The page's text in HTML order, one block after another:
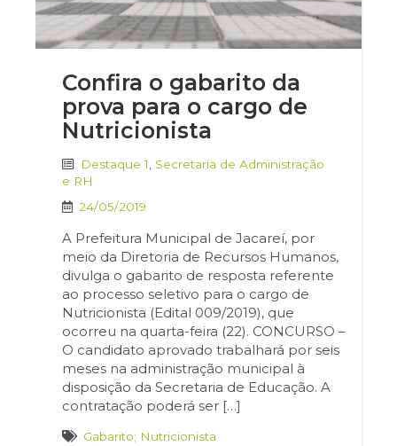
Confira o gabarito da
prova para o cargo de
Nutricionista
Destaque 1
Secretaria de Administração
e RH
24/05/2019
A Prefeitura Municipal de Jacareí, por
meio da Diretoria de Recursos Humanos,
divulga o gabarito de resposta referente
ao processo seletivo para o cargo de
Nutricionista (Edital 009/2019), que
ocorreu na quarta-feira (22). CONCURSO –
O candidato aprovado trabalhará por seis
meses na administração municipal à
disposição da Secretaria de Educação. A
contratação poderá ser […]
Gabarito; Nutricionista